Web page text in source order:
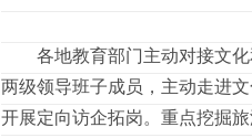
各地教育部门主动对接文化
两级领导班子成员，主动走进
开展定向访企拓岗。重点挖掘